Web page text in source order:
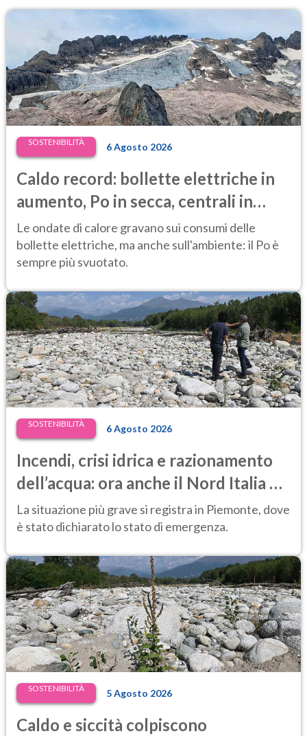
SOSTENIBILITÀ 6 Agosto 2026
Caldo record: bollette elettriche in
aumento, Po in secca, centrali in
difficoltà e prezzi dell’energia ai
massimi
Le ondate di calore gravano sui consumi delle
bollette elettriche, ma anche sull'ambiente: il Po è
sempre più svuotato.
SOSTENIBILITÀ 6 Agosto 2026
Incendi, crisi idrica e razionamento
dell’acqua: ora anche il Nord Italia è
in difficoltà
La situazione più grave si registra in Piemonte, dove
è stato dichiarato lo stato di emergenza.
SOSTENIBILITÀ 5 Agosto 2026
Caldo e siccità colpiscono